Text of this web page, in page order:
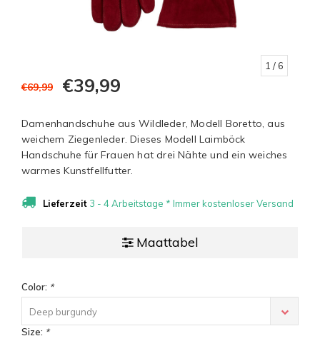
1 / 6
€69,99 €39,99
Damenhandschuhe aus Wildleder, Modell Boretto, aus
weichem Ziegenleder. Dieses Modell Laimböck
Handschuhe für Frauen hat drei Nähte und ein weiches
warmes Kunstfellfutter.
Lieferzeit 3 - 4 Arbeitstage * Immer kostenloser Versand
Maattabel
Color: *
Deep burgundy
Size: *